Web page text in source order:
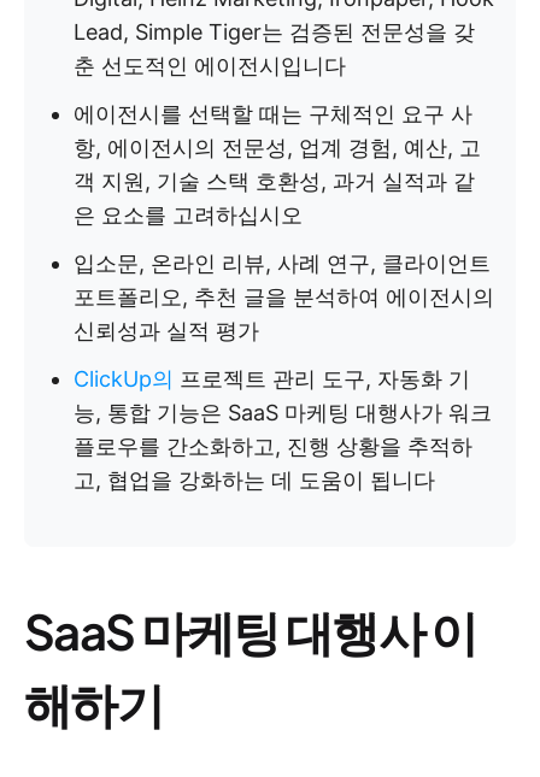
Lead, Simple Tiger는 검증된 전문성을 갖
춘 선도적인 에이전시입니다
에이전시를 선택할 때는 구체적인 요구 사
항, 에이전시의 전문성, 업계 경험, 예산, 고
객 지원, 기술 스택 호환성, 과거 실적과 같
은 요소를 고려하십시오
입소문, 온라인 리뷰, 사례 연구, 클라이언트
포트폴리오, 추천 글을 분석하여 에이전시의
신뢰성과 실적 평가
ClickUp의 프로젝트 관리 도구, 자동화 기
능, 통합 기능은 SaaS 마케팅 대행사가 워크
플로우를 간소화하고, 진행 상황을 추적하
고, 협업을 강화하는 데 도움이 됩니다
SaaS 마케팅 대행사 이
해하기